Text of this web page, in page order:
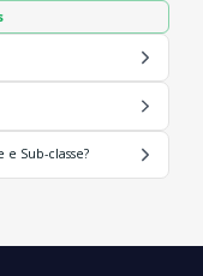
Sub-classe?